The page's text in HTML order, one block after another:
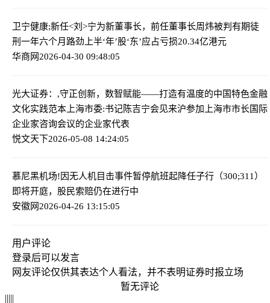
卫宁健康;新任<刘>宁为新董事长，前任董事长周炜被判有期徒
刑一年六个月 路劲上半‘年’股‘东’应占亏损20.34亿港元
华商网2026-04-30 09:48:05
光大证券：,守正创新，数智赋能——打造有温度的中国特色金融
文化实践范本 上海市委:书记陈吉宁会见来沪参加上海市市长国际
企业家咨询会议的企业家代表
悦文天下2026-05-08 14:24:05
慕尼黑机场!因无人机目击事件暂停航班起降任子行（300;311）
即将开庭，股民索赔仍在进行中
安徽网2026-04-26 13:15:05
用户评论
登录后可以发言
网友评论仅供其表达个人看法，并不表明证券时报立场
暂无评论
|||||